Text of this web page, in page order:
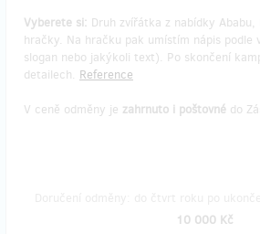
Vyberete si: Druh zvířátka z nabídky
hračky. Na hračku pak umístím nápis podle
slogan nebo jakýkoli text). Po skončení
detailech. Reference
V ceně odměny je zahrnuto i poštovné do
10 000 Kč